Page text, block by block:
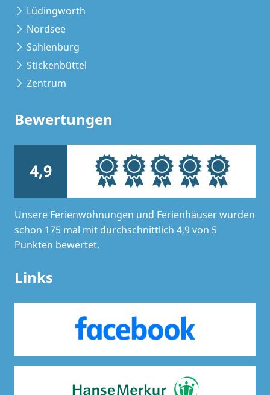
Lüdingworth
Nordsee
Sahlenburg
Stickenbüttel
Zentrum
Bewertungen
4,9
Unsere Ferienwohnungen und Ferienhäuser wurden
schon 175 mal mit durchschnittlich 4,9 von 5
Punkten bewertet.
Links